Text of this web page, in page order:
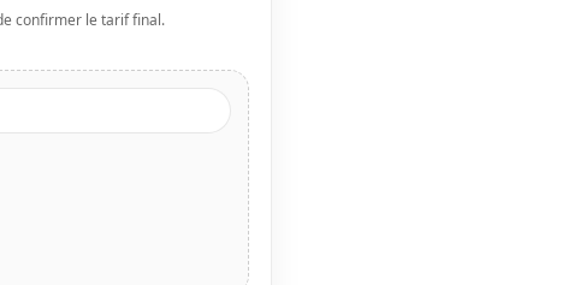
confirmer le tarif final.